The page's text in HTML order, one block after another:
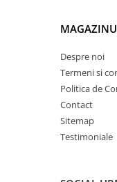
Despre noi
Termeni si
Politica de
Contact
Sitemap
Testimoniale